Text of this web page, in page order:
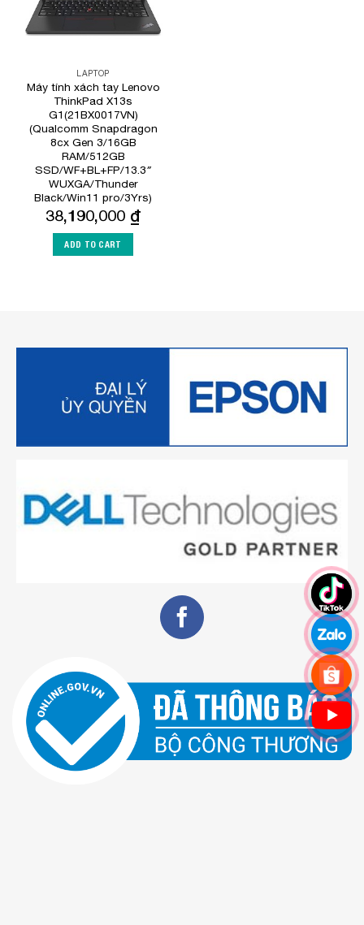
LAPTOP
Máy tính xách tay Lenovo
ThinkPad X13s
G1(21BX0017VN)
(Qualcomm Snapdragon
8cx Gen 3/16GB
RAM/512GB
SSD/WF+BL+FP/13.3″
WUXGA/Thunder
Black/Win11 pro/3Yrs)
38,190,000 ₫
ADD TO CART